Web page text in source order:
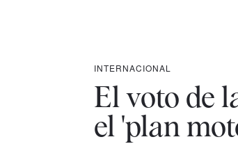
INTERNACIONAL
El voto de
el 'plan